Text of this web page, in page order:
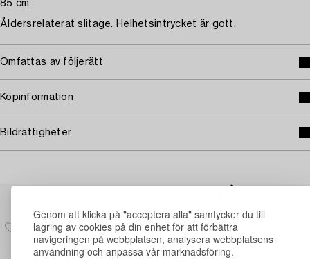
Genom att klicka på "acceptera alla" samtycker du till
lagring av cookies på din enhet för att förbättra
navigeringen på webbplatsen, analysera webbplatsens
användning och anpassa vår marknadsföring.
85 cm.
Åldersrelaterat slitage. Helhetsintrycket är gott.
Omfattas av följerätt
Köpinformation
Bildrättigheter